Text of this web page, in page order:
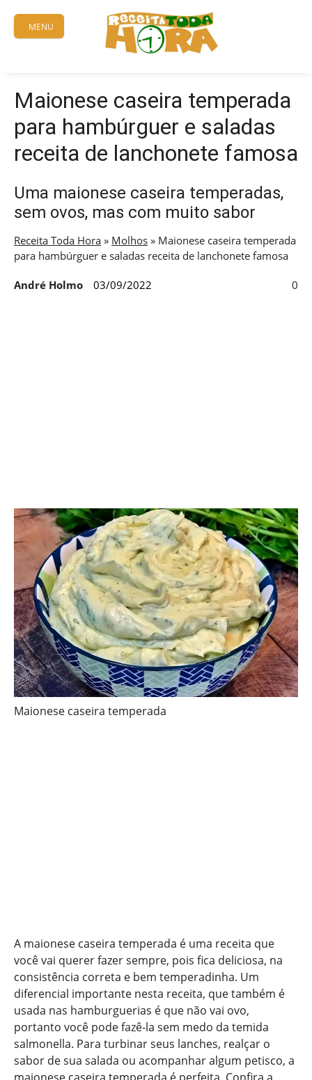
content
MENU
Maionese caseira temperada
para hambúrguer e saladas
receita de lanchonete famosa
Uma maionese caseira temperadas,
sem ovos, mas com muito sabor
Receita Toda Hora » Molhos » Maionese caseira temperada
para hambúrguer e saladas receita de lanchonete famosa
André Holmo 03/09/2022 0
Maionese caseira temperada
A maionese caseira temperada é uma receita que
você vai querer fazer sempre, pois fica deliciosa, na
consistência correta e bem temperadinha. Um
diferencial importante nesta receita, que também é
usada nas hamburguerias é que não vai ovo,
portanto você pode fazê-la sem medo da temida
salmonella. Para turbinar seus lanches, realçar o
sabor de sua salada ou acompanhar algum petisco, a